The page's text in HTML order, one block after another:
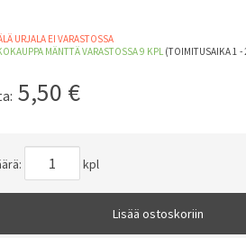
URJALA EI VARASTOSSA
MÄNTTÄVARASTOSSA 9 KPL(TOIMITUSAIKA 1 -
5,50 €
kpl
Lisää ostoskoriin